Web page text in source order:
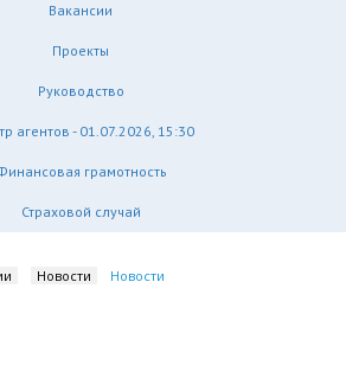
Вакансии
Проекты
Руководство
агентов - 01.07.2026, 15:30
грамотность
Страховой случай
Новости Новости